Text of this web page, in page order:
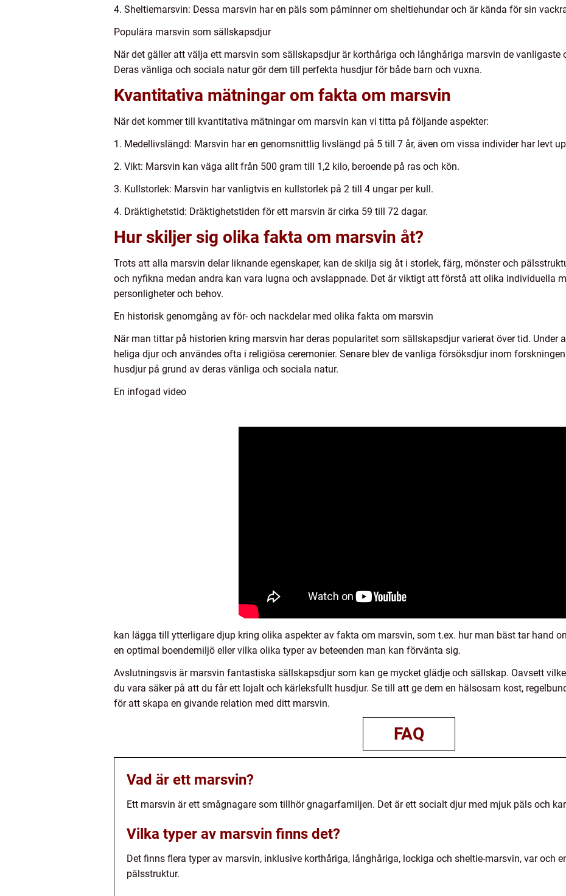
4. Sheltiemarsvin: Dessa marsvin har en päls som påminner om sheltiehundar och är kända för sin
Populära marsvin som sällskapsdjur
När det gäller att välja ett marsvin som sällskapsdjur är korthåriga och långhåriga marsvin de vanligaste
Deras vänliga och sociala natur gör dem till perfekta husdjur för både barn och vuxna.
Kvantitativa mätningar om fakta om marsvin
När det kommer till kvantitativa mätningar om marsvin kan vi titta på följande aspekter:
1. Medellivslängd: Marsvin har en genomsnittlig livslängd på 5 till 7 år, även om vissa individer har levt
2. Vikt: Marsvin kan väga allt från 500 gram till 1,2 kilo, beroende på ras och kön.
3. Kullstorlek: Marsvin har vanligtvis en kullstorlek på 2 till 4 ungar per kull.
4. Dräktighetstid: Dräktighetstiden för ett marsvin är cirka 59 till 72 dagar.
Hur skiljer sig olika fakta om marsvin åt?
Trots att alla marsvin delar liknande egenskaper, kan de skilja sig åt i storlek, färg, mönster och
och nyfikna medan andra kan vara lugna och avslappnade. Det är viktigt att förstå att olika individuella
personligheter och behov.
En historisk genomgång av för- och nackdelar med olika fakta om marsvin
När man tittar på historien kring marsvin har deras popularitet som sällskapsdjur varierat över tid. Under
heliga djur och användes ofta i religiösa ceremonier. Senare blev de vanliga försöksdjur inom
husdjur på grund av deras vänliga och sociala natur.
En infogad video
kan lägga till ytterligare djup kring olika aspekter av fakta om marsvin, som t.ex. hur man bäst tar hand
en optimal boendemiljö eller vilka olika typer av beteenden man kan förvänta sig.
Avslutningsvis är marsvin fantastiska sällskapsdjur som kan ge mycket glädje och sällskap. Oavsett
du vara säker på att du får ett lojalt och kärleksfullt husdjur. Se till att ge dem en hälsosam kost,
för att skapa en givande relation med ditt marsvin.
FAQ
Vad är ett marsvin?
Ett marsvin är ett smågnagare som tillhör gnagarfamiljen. Det är ett socialt djur med mjuk päls och
Vilka typer av marsvin finns det?
Det finns flera typer av marsvin, inklusive korthåriga, långhåriga, lockiga och sheltie-marsvin, var och
pälsstruktur.